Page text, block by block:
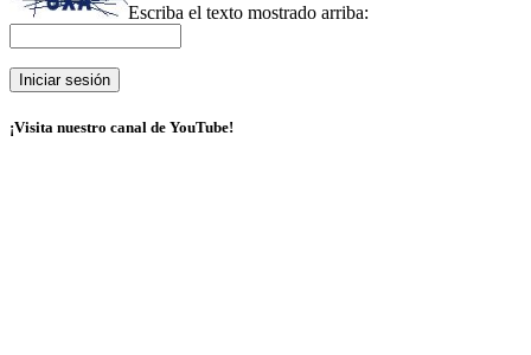
Escriba el texto mostrado arriba:
¡Visita nuestro canal de YouTube!